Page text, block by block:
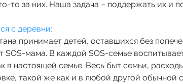
то за них. Наша задача – поддержать их
с деревни:
принимает детей, оставшихся без
SOS-мама. В каждой SOS-семье
в настоящей семье. Весь быт семьи,
такой же как и в любой другой обычной